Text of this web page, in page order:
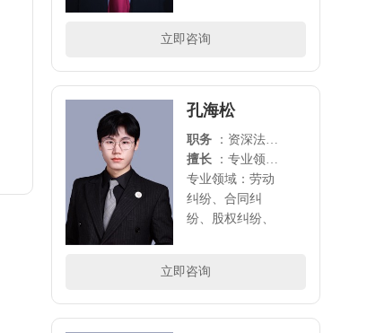
刑事等多领域案
起案件，具备良
好的法学理论..
立即咨询
孔海松
职务 ：资深法律顾问
擅长 ：专业领域：劳动纠纷、合同纠纷、股权纠纷、侵权责任纠纷、企业法律顾问
专业领域：劳动
纠纷、合同纠
纷、股权纠纷、
立即咨询